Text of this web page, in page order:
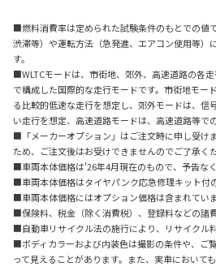
■燃料消費率は定められた試験条件のもとでの値
渋滞等）や運転方法（急発進、エアコン使用等）
す。
■WLTCモードは、市街地、郊外、高速道路の各
で構成した国際的な走行モードです。市街地モー
る比較的低速な走行を想定し、郊外モードは、信
い走行を想定、高速道路モードは、高速道路等で
■「メーカーオプション」はご注文時に申し受け
ため、ご注文後はお受けできませんのでご了承くだ
■車両本体価格は'26年4月現在のもので、予告な
■車両本体価格はタイヤパンク応急修理キット付
■車両本体価格にはオプション価格は含まれていま
■保険料、税金（除く消費税）、登録料などの諸
■自動車リサイクル法の施行により、リサイクル
■ボディカラーおよび内装色は撮影の条件や、ご
って見えることがあります。また、実車において